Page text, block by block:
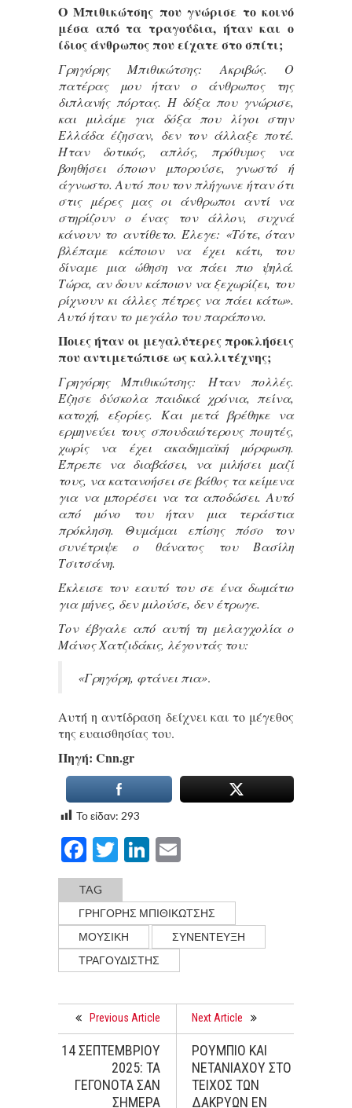
Ο Μπιθικώτσης που γνώρισε το κοινό
μέσα από τα τραγούδια, ήταν και ο
ίδιος άνθρωπος που είχατε στο σπίτι;
Γρηγόρης Μπιθικώτσης: Ακριβώς. Ο
πατέρας μου ήταν ο άνθρωπος της
διπλανής πόρτας. Η δόξα που γνώρισε,
και μιλάμε για δόξα που λίγοι στην
Ελλάδα έζησαν, δεν τον άλλαξε ποτέ.
Ήταν δοτικός, απλός, πρόθυμος να
βοηθήσει όποιον μπορούσε, γνωστό ή
άγνωστο. Αυτό που τον πλήγωνε ήταν ότι
στις μέρες μας οι άνθρωποι αντί να
στηρίζουν ο ένας τον άλλον, συχνά
κάνουν το αντίθετο. Έλεγε: «Τότε, όταν
βλέπαμε κάποιον να έχει κάτι, του
δίναμε μια ώθηση να πάει πιο ψηλά.
Τώρα, αν δουν κάποιον να ξεχωρίζει, του
ρίχνουν κι άλλες πέτρες να πάει κάτω».
Αυτό ήταν το μεγάλο του παράπονο.
Ποιες ήταν οι μεγαλύτερες προκλήσεις
που αντιμετώπισε ως καλλιτέχνης;
Γρηγόρης Μπιθικώτσης: Ήταν πολλές.
Έζησε δύσκολα παιδικά χρόνια, πείνα,
κατοχή, εξορίες. Και μετά βρέθηκε να
ερμηνεύει τους σπουδαιότερους ποιητές,
χωρίς να έχει ακαδημαϊκή μόρφωση.
Έπρεπε να διαβάσει, να μιλήσει μαζί
τους, να κατανοήσει σε βάθος τα κείμενα
για να μπορέσει να τα αποδώσει. Αυτό
από μόνο του ήταν μια τεράστια
πρόκληση. Θυμάμαι επίσης πόσο τον
συνέτριψε ο θάνατος του Βασίλη
Τσιτσάνη.
Έκλεισε τον εαυτό του σε ένα δωμάτιο
για μήνες, δεν μιλούσε, δεν έτρωγε.
Τον έβγαλε από αυτή τη μελαγχολία ο
Μάνος Χατζιδάκις, λέγοντάς του:
«Γρηγόρη, φτάνει πια».
Αυτή η αντίδραση δείχνει και το μέγεθος
της ευαισθησίας του.
Πηγή: Cnn.gr
Το είδαν: 293
Facebook
TwitterLinkedIn
TAG
ΓΡΗΓΟΡΗΣ ΜΠΙΘΙΚΩΤΣΗΣ
ΜΟΥΣΙΚΗ
ΣΥΝΕΝΤΕΥΞΗ
ΤΡΑΓΟΥΔΙΣΤΗΣ
Previous Article
14 ΣΕΠΤΕΜΒΡΙΟΥ
2025: ΤΑ
ΓΕΓΟΝΟΤΑ ΣΑΝ
ΣΗΜΕΡΑ
Next Article
ΡΟΥΜΠΙΟ ΚΑΙ
ΝΕΤΑΝΙΑΧΟΥ ΣΤΟ
ΤΕΙΧΟΣ ΤΩΝ
ΔΑΚΡΥΩΝ ΕΝ